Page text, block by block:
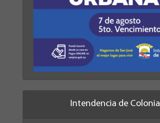
Intendencia de Colonia